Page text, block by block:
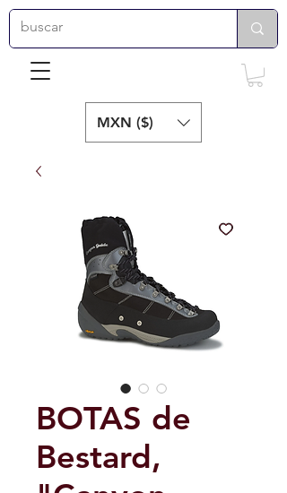
MXN ($)
BOTAS de
Bestard,